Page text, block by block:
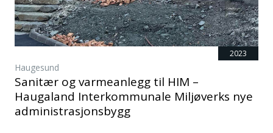
2023
Haugesund
Sanitær og varmeanlegg til HIM –
Haugaland Interkommunale Miljøverks nye
administrasjonsbygg